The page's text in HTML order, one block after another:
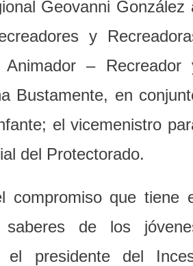
Geovanni González
y
– Recreador
Bustamente, en
el vicemenistro
del Protectorado.
compromiso que tiene
de los
el presidente del